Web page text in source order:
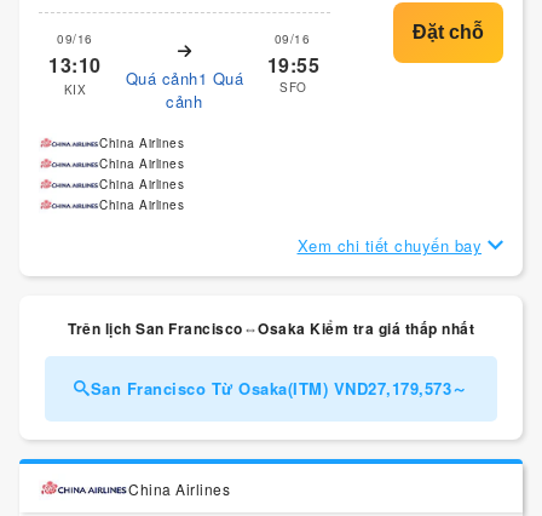
09/16
13:10
KIX
Quá cảnh1 Quá
cảnh
09/16
19:55
SFO
China Airlines
China Airlines
China Airlines
China Airlines
Xem chi tiết chuyến bay
Trên lịch San Francisco⇔Osaka Kiểm tra giá thấp nhất
San Francisco Từ Osaka(ITM) VND27,179,573～
China Airlines